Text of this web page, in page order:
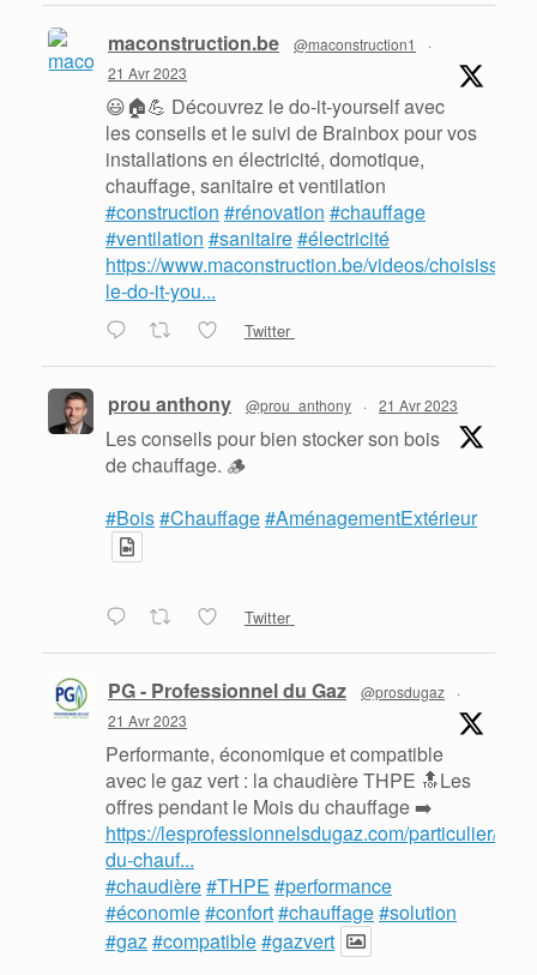
maconstruction.be @maconstruction1
·
21 Avr 2023
😃🏠💪 Découvrez le do-it-yourself avec
les conseils et le suivi de Brainbox pour vos
installations en électricité, domotique,
chauffage, sanitaire et ventilation
#construction #rénovation #chauffage
#ventilation #sanitaire#électricité
https://www.maconstruction.be/videos/choisissez-
le-do-it-you...
Twitter
prou anthony @prou_anthony · 21 Avr 2023
Les conseils pour bien stocker son bois
de chauffage. 🪵
#Bois#Chauffage#AménagementExtérieur
Twitter
PG - Professionnel du Gaz @prosdugaz
·
21 Avr 2023
Performante, économique et compatible
avec le gaz vert : la chaudière THPE 🔝Les
offres pendant le Mois du chauffage ➡️
https://lesprofessionnelsdugaz.com/particulier/
du-chauf...
#chaudière#THPE #performance
#économie#confort#chauffage#solution
#gaz#compatible#gazvert